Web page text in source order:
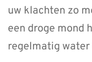
uw klachten zo
een droge mond
regelmatig